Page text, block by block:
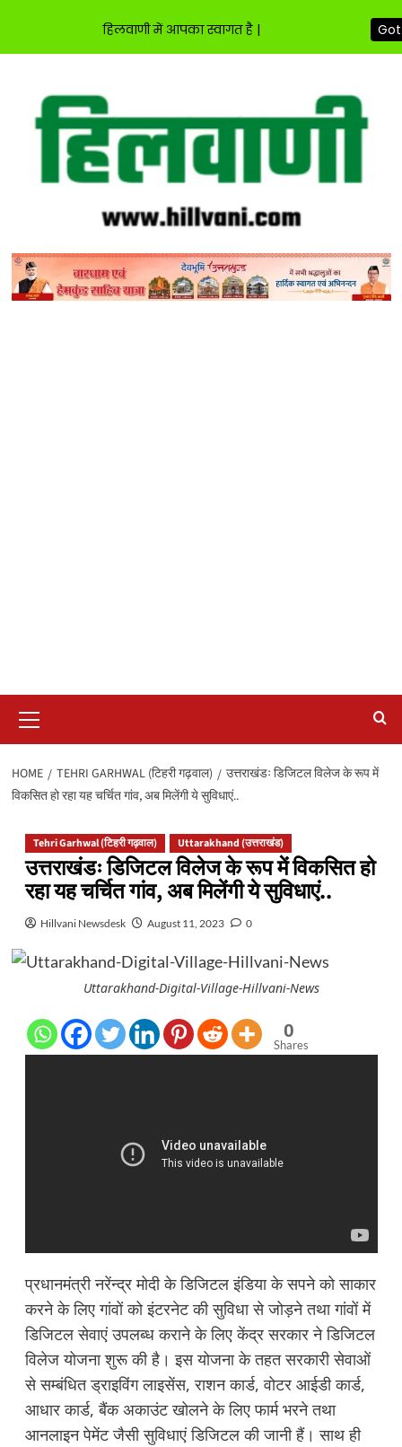
content
Menu
HOME TEHRI GARHWAL (टिहरी गढ़वाल)
उत्तराखंडः डिजिटल विलेज के रूप में
विकसित हो रहा यह चर्चित गांव, अब मिलेंगी ये सुविधाएं..
Tehri Garhwal (टिहरी गढ़वाल) Uttarakhand (उत्तराखंड)
उत्तराखंडः डिजिटल विलेज के रूप में विकसित हो
रहा यह चर्चित गांव, अब मिलेंगी ये सुविधाएं..
Hillvani Newsdesk August 11, 2023 0
Uttarakhand-Digital-Village-Hillvani-News
0
Shares
प्रधानमंत्री नरेंन्द्र मोदी के डिजिटल इंडिया के सपने को साकार
करने के लिए गांवों को इंटरनेट की सुविधा से जोड़ने तथा गांवों में
डिजिटल सेवाएं उपलब्ध कराने के लिए केंद्र सरकार ने डिजिटल
विलेज योजना शुरू की है। इस योजना के तहत सरकारी सेवाओं
से सम्बंधित ड्राइविंग लाइसेंस, राशन कार्ड, वोटर आईडी कार्ड,
आधार कार्ड, बैंक अकाउंट खोलने के लिए फार्म भरने तथा
आनलाइन पेमेंट जैसी सुविधाएं डिजिटल की जानी हैं। साथ ही
हिलवाणी में आपका स्वागत है |